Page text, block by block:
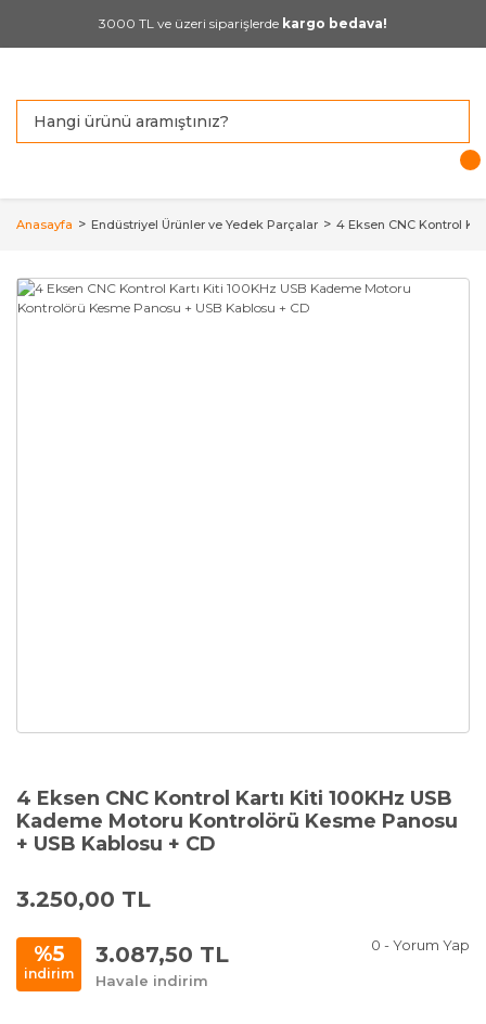
3000 TL ve üzeri siparişlerde kargo bedava!
Anasayfa Endüstriyel Ürünler ve Yedek Parçalar 4 Eksen CNC Kontrol
4 Eksen CNC Kontrol Kartı Kiti 100KHz USB
Kademe Motoru Kontrolörü Kesme Panosu
+ USB Kablosu + CD
3.250,00 TL
%5
indirim
3.087,50 TL
Havale indirim
0 - Yorum Yap